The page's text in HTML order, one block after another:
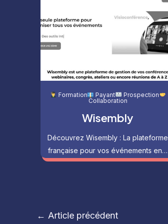
Formation Payant
Prospection
Collaboration
Wisembly
Découvrez Wisembly : La plateforme
française pour vos événements en…
Navigation
← Article précédent